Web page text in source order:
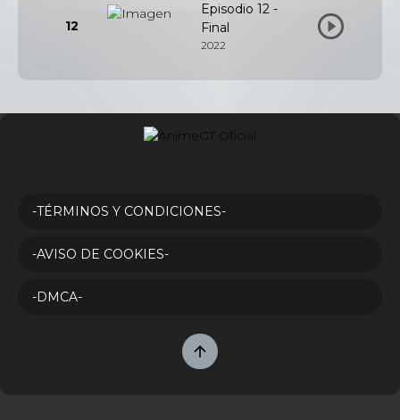
12
Episodio 12 -
Final
2022
-TÉRMINOS Y CONDICIONES-
-AVISO DE COOKIES-
-DMCA-